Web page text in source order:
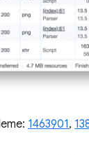
1463901,